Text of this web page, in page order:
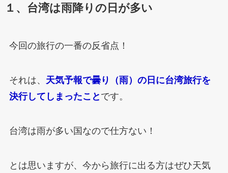
１、台湾は雨降りの日が多い
今回の旅行の一番の反省点！
それは、 天気予報で曇り（雨）の日に台湾旅行を
決行してしまったこと です。
台湾は雨が多い国なので仕方ない！
とは思いますが、今から旅行に出る方はぜひ天気